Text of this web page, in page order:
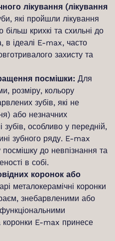
лікування (лікування
які пройшли лікування
більш крихкі та схильні до
в ідеалі E-max, часто
захисту та
посмішки: Для
розміру, кольору
зубів, які не
або незначних
зубів, особливо у передній,
зубного ряду. E-max
до невпізнання та
в собі.
коронок або
металокерамічні коронки
знебарвленими або
коронки E-max принесе